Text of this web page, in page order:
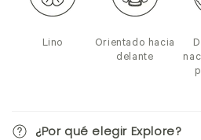
Lino
Orientado hacia
delante
¿Por qué elegir Explore?